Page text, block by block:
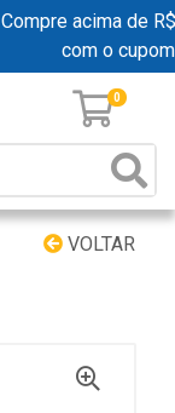
Compre acima de
com o cupom
0
VOLTAR